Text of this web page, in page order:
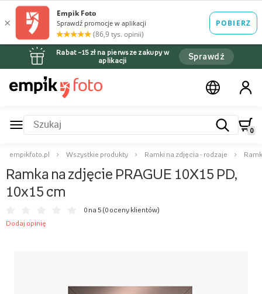
Rabat –15 zł na pierwsze zakupy w
aplikacji
Sprawdź
0
empikfoto.pl Wszystkie produkty Ramki na zdjęcia - rodzaje
Ramka na zdjęcie PRAGUE 10X15 PD,
10x15 cm
0 na 5 (0 oceny klientów)
Dodaj opinię